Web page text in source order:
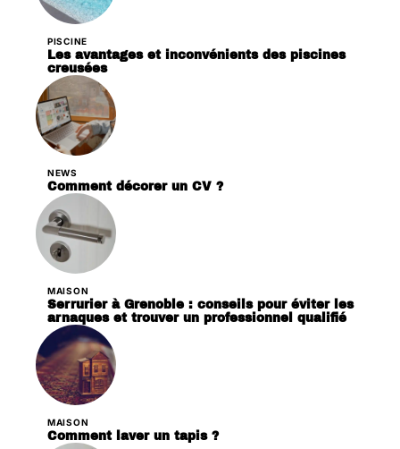
PISCINE
Les avantages et inconvénients des piscines
creusées
NEWS
Comment décorer un CV ?
MAISON
Serrurier à Grenoble : conseils pour éviter les
arnaques et trouver un professionnel qualifié
MAISON
Comment laver un tapis ?